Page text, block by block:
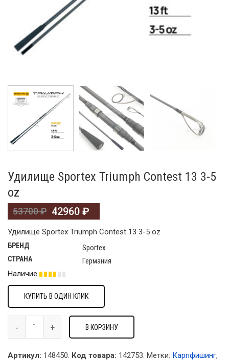
Удилище Sportex Triumph Contest 13 3-5
oz
53700₽ 42960 ₽
Удилище Sportex Triumph Contest 13 3-5 oz
БРЕНД Sportex
СТРАНА
Германия
Наличие
КУПИТЬ В ОДИН КЛИК
В КОРЗИНУ
Артикул: 148450. Код товара: 142753. Метки: Карпфишинг,